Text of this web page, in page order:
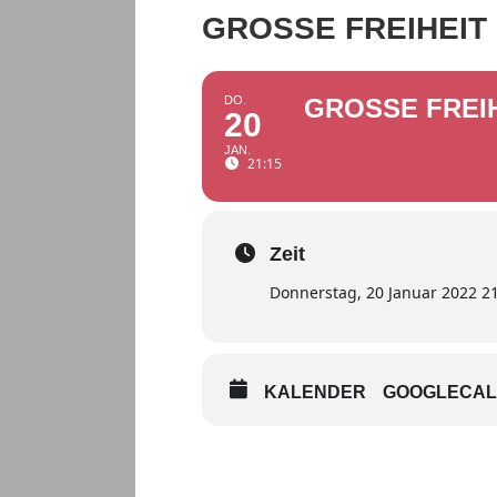
GROSSE FREIHEIT
DO.
20
JAN.
21:15
GROSSE
Zeit
Donnerstag, 20 Januar 2022
KALENDER